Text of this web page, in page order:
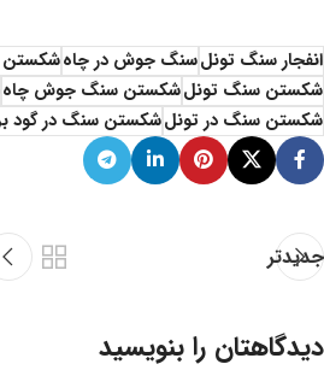
انفجار سنگ تونلسنگ جوش در چاهشکستن
شکستن سنگ تونلشکستن سنگ جوش چاه
شکستن سنگ در تونلشکستن سنگ در گود
جدیدتر
دیدگاهتان را بنویسید